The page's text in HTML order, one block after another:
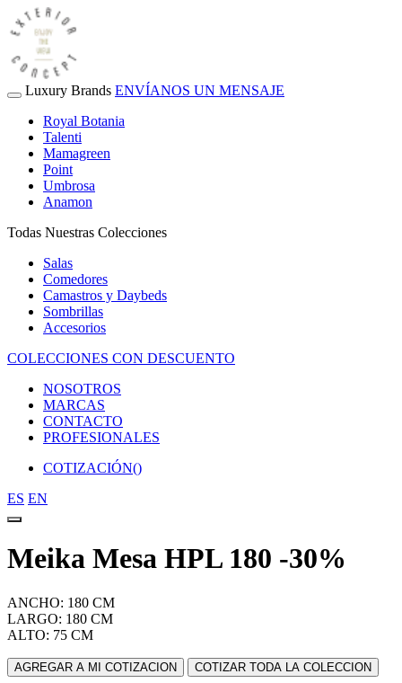
Luxury Brands ENVÍANOS UN MENSAJE
Royal Botania
Talenti
Mamagreen
Point
Umbrosa
Anamon
Todas Nuestras Colecciones
Salas
Comedores
Camastros y Daybeds
Sombrillas
Accesorios
COLECCIONES CON DESCUENTO
NOSOTROS
MARCAS
CONTACTO
PROFESIONALES
COTIZACIÓN()
ES EN
Meika Mesa HPL 180 -30%
ANCHO: 180 CM
LARGO: 180 CM
ALTO: 75 CM
AGREGAR A MI COTIZACION COTIZAR TODA LA COLECCION